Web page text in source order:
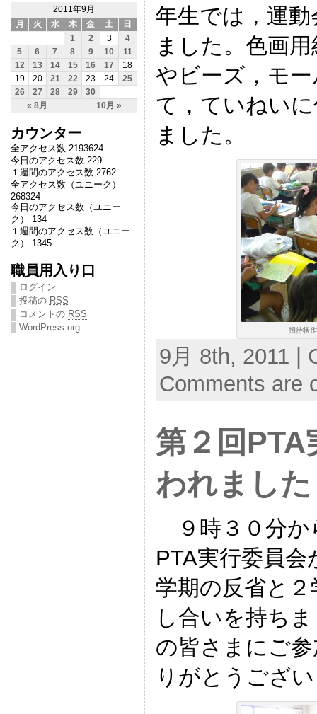
2011年9月
月
火 水 木 金 土 日
« 8月 10月 »
1 2 3
4
5
6 7 8 9 10
11
12
13 14 15 16 17
18
19
20 21 22 23 24
25
26
27 28 29 30
カウンター
全アクセス数 2193624
今日のアクセス数 229
１週間のアクセス数 2762
全アクセス数（ユニーク）
268324
今日のアクセス数（ユニー
ク） 134
１週間のアクセス数（ユニー
ク） 1345
職員用入り口
ログイン
投稿の RSS
コメントの RSS
WordPress.org
年生では，運
ました。色画
やビーズ，モ
て，ていねい
ました。
招待状
9月 8th, 2011 |
Comments are
第２回PTA
われました
９時３０分か
PTA実行委員
学期の反省と
し合いを持ち
の皆さまにご
りがとうござ